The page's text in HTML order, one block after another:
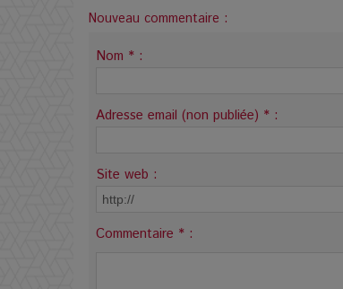
Nouveau commentaire :
Nom * :
Adresse email (non publiée) * :
Site web :
Commentaire * :